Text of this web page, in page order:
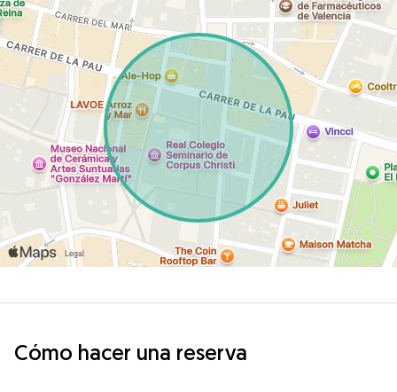
Cómo hacer una reserva